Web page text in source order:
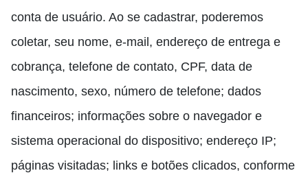
conta de usuário. Ao se cadastrar, poderemos
coletar, seu nome, e-mail, endereço de entrega e
cobrança, telefone de contato, CPF, data de
nascimento, sexo, número de telefone; dados
financeiros; informações sobre o navegador e
sistema operacional do dispositivo; endereço IP;
páginas visitadas; links e botões clicados, conforme